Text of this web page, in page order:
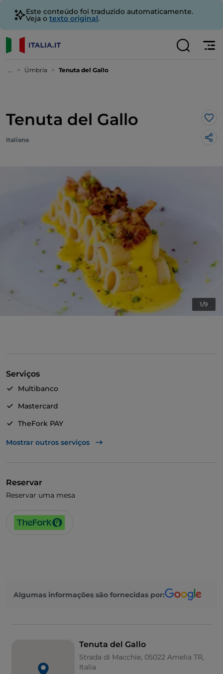
Este conteúdo foi traduzido automaticamente.
Veja o texto original.
... Úmbria Tenuta del Gallo
Tenuta del Gallo
Italiana
1/9
Serviços
Multibanco
Mastercard
TheFork PAY
UnionPay via TheFork PAY
Animais permitidos
Fala-se inglês
Mostrar outros serviços
Reservar
Reservar uma mesa
Algumas informações são fornecidas por:
Tenuta del Gallo
Strada di Macchie, 05022 Amelia TR,
Italia